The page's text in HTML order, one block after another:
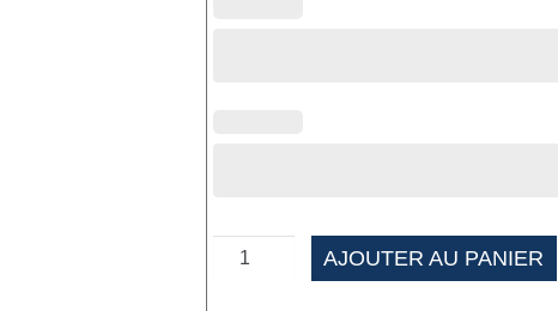
AJOUTER AU PANIER